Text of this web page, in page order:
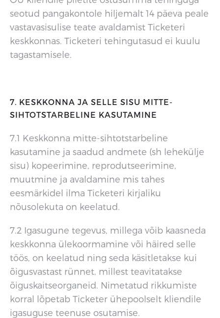
seotud pangakontole hiljemalt 14 päeva peale
vastavasisulise teate avaldamist Ticketeri
keskkonnas. Ticketeri tehingutasud ei kuulu
tagastamisele.
7. KESKKONNA JA SELLE SISU MITTE-
SIHTOTSTARBELINE KASUTAMINE
7.1 Keskkonna mitte-sihtotstarbeline
kasutamine ja saadud andmete (sh lehekülje
sisu) kopeerimine, reprodutseerimine,
muutmine ja avaldamine mis tahes
eesmärkidel ilma Ticketeri kirjaliku
nõusolekuta on keelatud.
7.2 Igasugune tegevus, millega võib kaasneda
keskkonna ülekoormamine või häired selle
töös, on keelatud ning seda käsitletakse kui
õigusvastast rünnet, millest teavitatakse
õiguskaitseorganeid. Nimetatud rikkumiste
korral lõpetab Ticketer ühepoolselt kliendile
igasuguse teenuse osutamise.